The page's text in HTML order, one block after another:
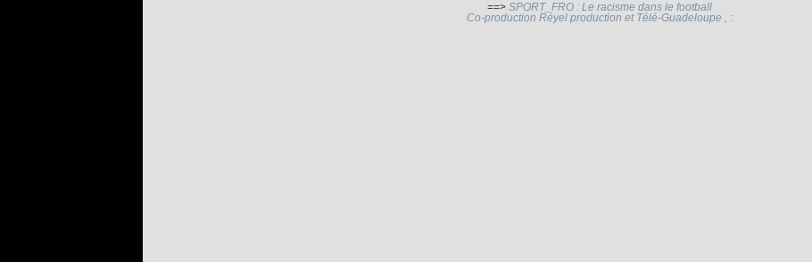
==> SPORT_FRO : Le racisme dans le football
Co-production Réyel production et Télé-Guadeloupe , :